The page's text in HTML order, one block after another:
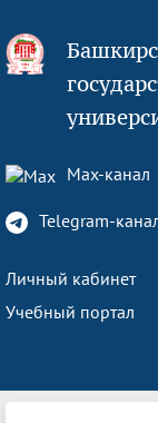
Max-канал
Telegram-
Личный кабинет
Учебный портал